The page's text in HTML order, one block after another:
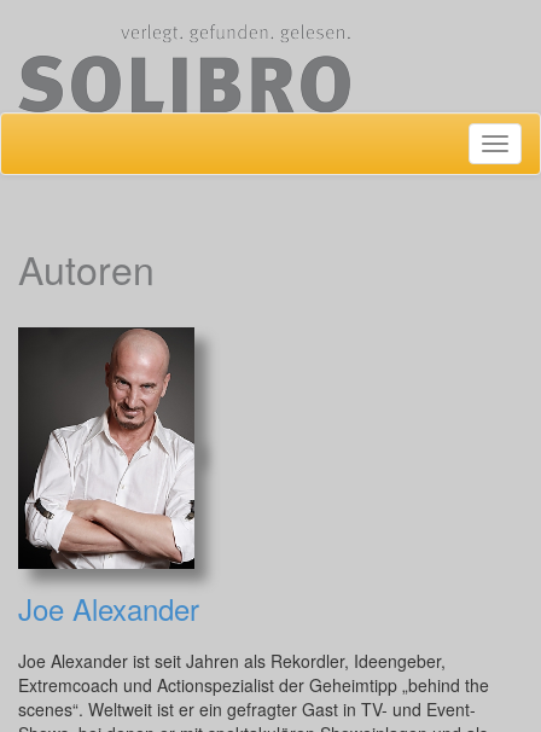
ein-/
Autoren
Joe Alexander
Joe Alexander ist seit Jahren als Rekordler, Ideengeber,
Extremcoach und Actionspezialist der Geheimtipp „behind the
scenes“. Weltweit ist er ein gefragter Gast in TV- und Event-